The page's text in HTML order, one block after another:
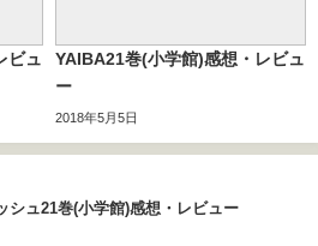
ビュ
YAIBA21巻(小学館)感想・レビュ
ー
2018年5月5日
シュ21巻(小学館)感想・レビュー